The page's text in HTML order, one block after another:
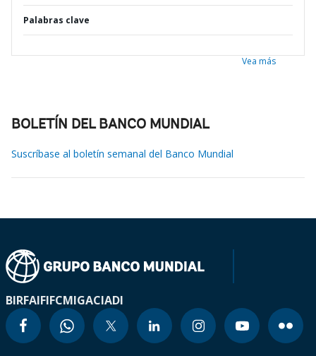
Palabras clave
Vea más
BOLETÍN DEL BANCO MUNDIAL
Suscríbase al boletín semanal del Banco Mundial
BIRFAIFIFCMIGACIADI